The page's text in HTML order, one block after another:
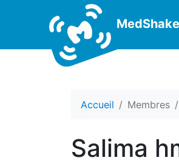
MedShake
Accueil Membres
Salima